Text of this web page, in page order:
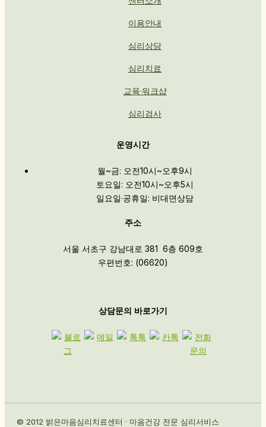
이용안내
심리상담
심리치료
교육·워크샵
심리검사
운영시간
월~금: 오전10시~오후9시
토요일: 오전10시~오후5시
일요일·공휴일: 비대면상담
주소
서울 서초구 강남대로 381 6층 609호
우편번호: (06620)
상담문의 바로가기
© 2012 밝은마음심리치료센터 · 마음건강 전문 심리서비스